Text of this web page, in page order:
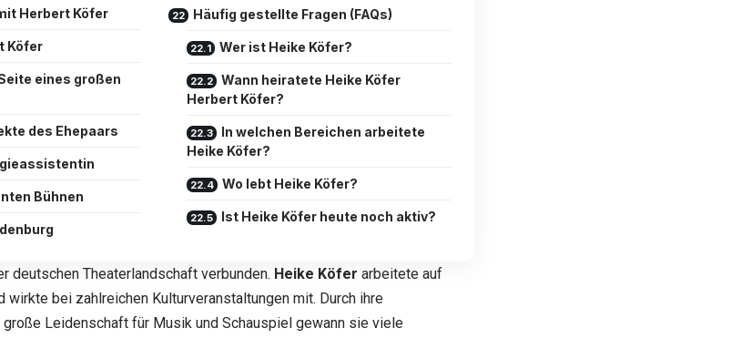
Herbert Köfer
Köfer
eines großen
des Ehepaars
Bühnen
Häufig gestellte Fragen (FAQs)
Wer ist Heike Köfer?
Wann heiratete Heike Köfer
Herbert Köfer?
In welchen Bereichen arbeitete
Heike Köfer?
Wo lebt Heike Köfer?
Ist Heike Köfer heute noch aktiv?
deutschen Theaterlandschaft verbunden. Heike Köfer arbeitete auf
wirkte bei zahlreichen Kulturveranstaltungen mit. Durch ihre
Leidenschaft für Musik und Schauspiel gewann sie viele